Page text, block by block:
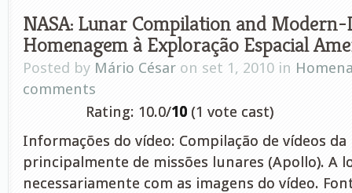
NASA: Lunar Compilation and
Homenagem à Exploração Espacial
Posted by Mário César on set 1, 2010 in
comments
Rating: 10.0/10 (1 vote cast)
Informações do vídeo: Compilação de vídeos da
principalmente de missões lunares (Apollo). A
necessariamente com as imagens do vídeo.